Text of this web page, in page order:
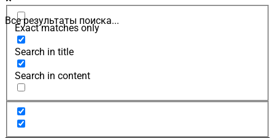
Все результаты поиска...
Exact matches only
Search in title
Search in content